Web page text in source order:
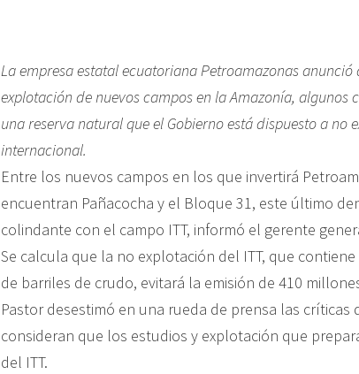
La empresa estatal ecuatoriana Petroamazonas
explotación de nuevos campos en la Amazonía, algunos
una reserva natural que el Gobierno está dispuesto a
internacional.
Entre los nuevos campos en los que invertirá
encuentran Pañacocha y el Bloque 31, este último
colindante con el campo ITT, informó el gerente
Se calcula que la no explotación del ITT, que
de barriles de crudo, evitará la emisión de 410
Pastor desestimó en una rueda de prensa las
consideran que los estudios y explotación que
del ITT.